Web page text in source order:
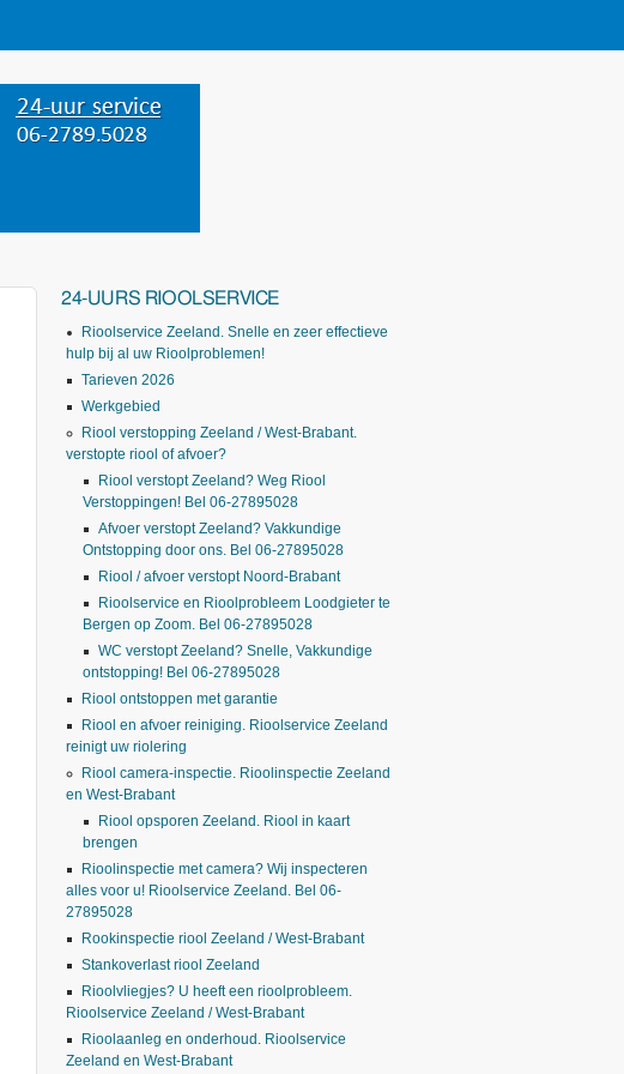
24-UURS RIOOLSERVICE
Rioolservice Zeeland. Snelle en zeer effectieve
hulp bij al uw Rioolproblemen!
Tarieven 2026
Werkgebied
Riool verstopping Zeeland / West-Brabant.
verstopte riool of afvoer?
Riool verstopt Zeeland? Weg Riool
Verstoppingen! Bel 06-27895028
Afvoer verstopt Zeeland? Vakkundige
Ontstopping door ons. Bel 06-27895028
Riool / afvoer verstopt Noord-Brabant
Rioolservice en Rioolprobleem Loodgieter te
Bergen op Zoom. Bel 06-27895028
WC verstopt Zeeland? Snelle, Vakkundige
ontstopping! Bel 06-27895028
Riool ontstoppen met garantie
Riool en afvoer reiniging. Rioolservice Zeeland
reinigt uw riolering
Riool camera-inspectie. Rioolinspectie Zeeland
en West-Brabant
Riool opsporen Zeeland. Riool in kaart
brengen
Rioolinspectie met camera? Wij inspecteren
alles voor u! Rioolservice Zeeland. Bel 06-
27895028
Rookinspectie riool Zeeland / West-Brabant
Stankoverlast riool Zeeland
Rioolvliegjes? U heeft een rioolprobleem.
Rioolservice Zeeland / West-Brabant
Rioolaanleg en onderhoud. Rioolservice
Zeeland en West-Brabant